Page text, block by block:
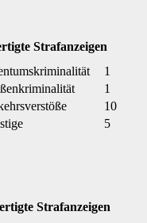
Strafanzeigen
1
1
10
5
Strafanzeigen